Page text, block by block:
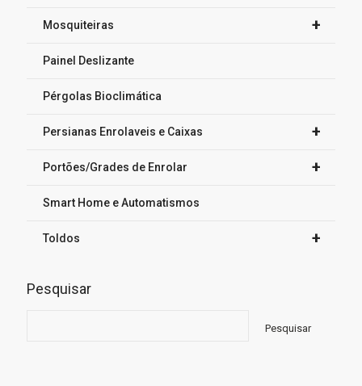
+
Mosquiteiras
Painel Deslizante
Pérgolas Bioclimática
+
Persianas Enrolaveis e Caixas
+
Portões/Grades de Enrolar
Smart Home e Automatismos
+
Toldos
Pesquisar
Pesquisar